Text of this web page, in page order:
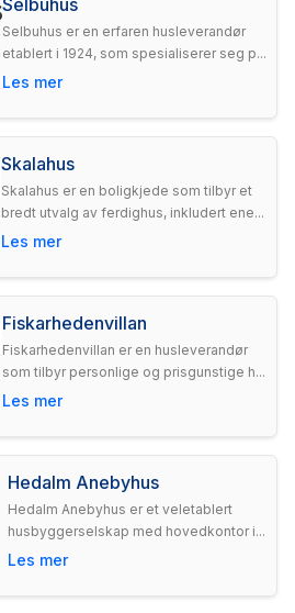
Selbuhus er en erfaren husleverandør
etablert i 1924, som spesialiserer seg p...
Les mer
Skalahus
Skalahus er en boligkjede som tilbyr et
bredt utvalg av ferdighus, inkludert ene...
Les mer
Fiskarhedenvillan
Fiskarhedenvillan er en husleverandør
som tilbyr personlige og prisgunstige h...
Les mer
Hedalm Anebyhus
Hedalm Anebyhus er et veletablert
husbyggerselskap med hovedkontor i...
Les mer